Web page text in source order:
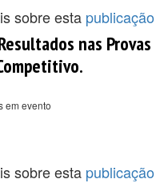
sobre esta publicação
nas Provas
em evento
sobre esta publicação